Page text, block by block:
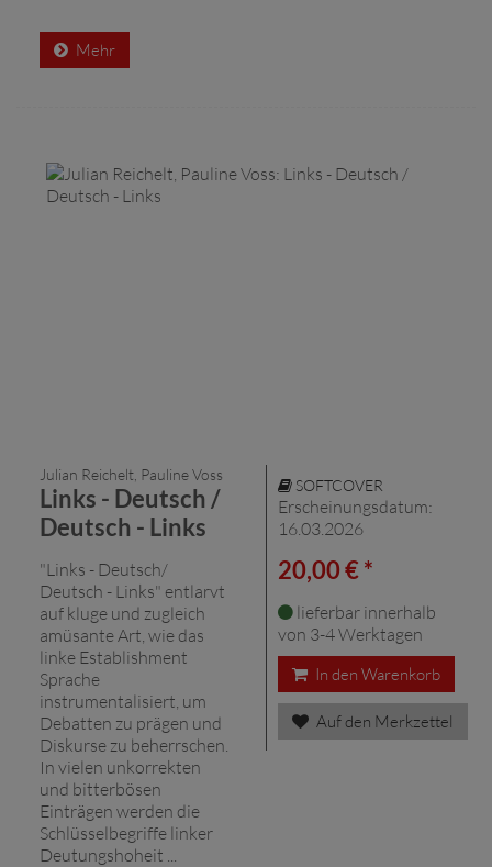
Mehr
Julian Reichelt, Pauline Voss
Links - Deutsch /
Deutsch - Links
"Links - Deutsch/
Deutsch - Links" entlarvt
auf kluge und zugleich
amüsante Art, wie das
linke Establishment
Sprache
instrumentalisiert, um
Debatten zu prägen und
Diskurse zu beherrschen.
In vielen unkorrekten
und bitterbösen
Einträgen werden die
Schlüsselbegriffe linker
Deutungshoheit ...
SOFTCOVER
Erscheinungsdatum:
16.03.2026
20,00 € *
lieferbar innerhalb
von 3-4 Werktagen
In den Warenkorb
Auf den Merkzettel